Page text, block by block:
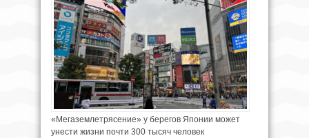
«Мегаземлетрясение» у берегов Японии может
унести жизни почти 300 тысяч человек